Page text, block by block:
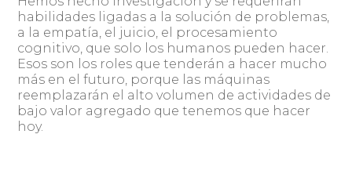
habilidades ligadas a la solución de problemas,
a la empatía, el juicio, el procesamiento
cognitivo, que solo los humanos pueden hacer.
Esos son los roles que tenderán a hacer mucho
más en el futuro, porque las máquinas
reemplazarán el alto volumen de actividades de
bajo valor agregado que tenemos que hacer
hoy.